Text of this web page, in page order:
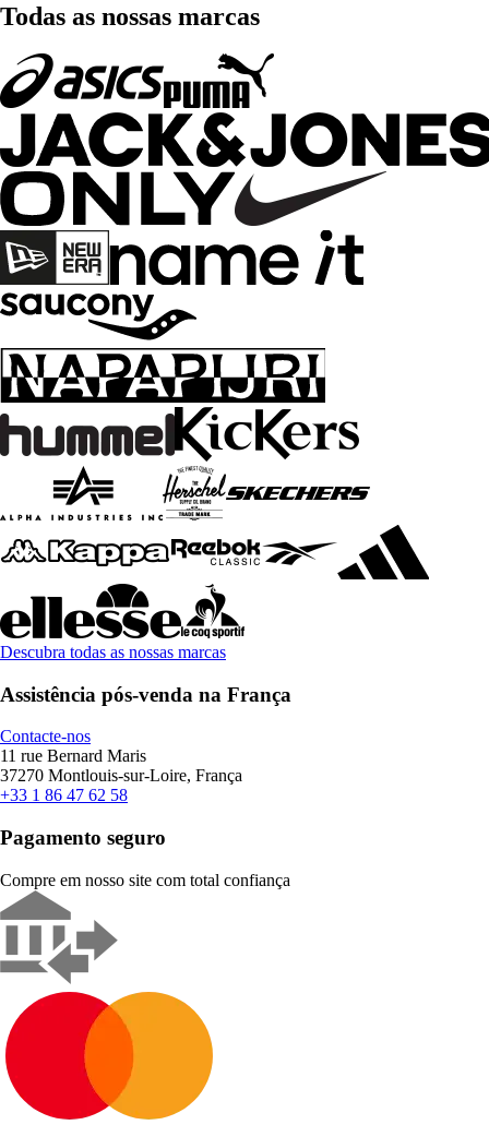
Todas as nossas marcas
Descubra todas as nossas marcas
Assistência pós-venda na França
Contacte-nos
11 rue Bernard Maris
37270 Montlouis-sur-Loire, França
+33 1 86 47 62 58
Pagamento seguro
Compre em nosso site com total confiança